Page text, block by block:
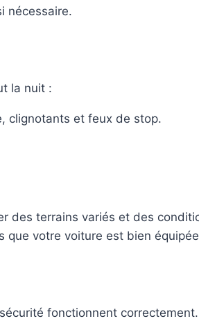
nécessaire.
la nuit :
clignotants et feux de stop.
des terrains variés et des
que votre voiture est bien
fonctionnent